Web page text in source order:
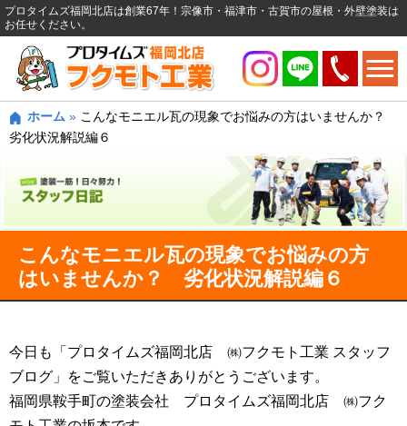
プロタイムズ福岡北店は創業67年！宗像市・福津市・古賀市の屋根・外壁塗装は
お任せください。
ホーム » こんなモニエル瓦の現象でお悩みの方はいませんか？
劣化状況解説編６
こんなモニエル瓦の現象でお悩みの方
はいませんか？ 劣化状況解説編６
今日も「プロタイムズ福岡北店 ㈱フクモト工業 スタッフ
ブログ」をご覧いただきありがとうございます。
福岡県鞍手町の塗装会社 プロタイムズ福岡北店 ㈱フク